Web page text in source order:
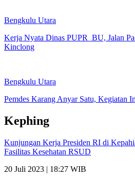
Bengkulu Utara
Kerja Nyata Dinas PUPR BU, Jalan
Kinclong
Bengkulu Utara
Pemdes Karang Anyar Satu, Kegiatan
Kephing
Kunjungan Kerja Presiden RI di
Fasilitas Kesehatan RSUD
20 Juli 2023 | 18:27 WIB